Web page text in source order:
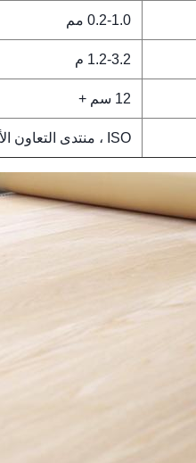
0.2-1.0 مم
1.2-3.2 م
12 سم +
ISO ، منتدى التعاون الأمني